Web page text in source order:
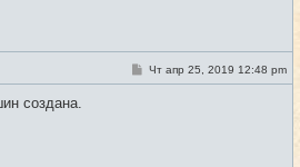
#3
С
о
Чт апр 25, 2019 12:48 pm
создана.